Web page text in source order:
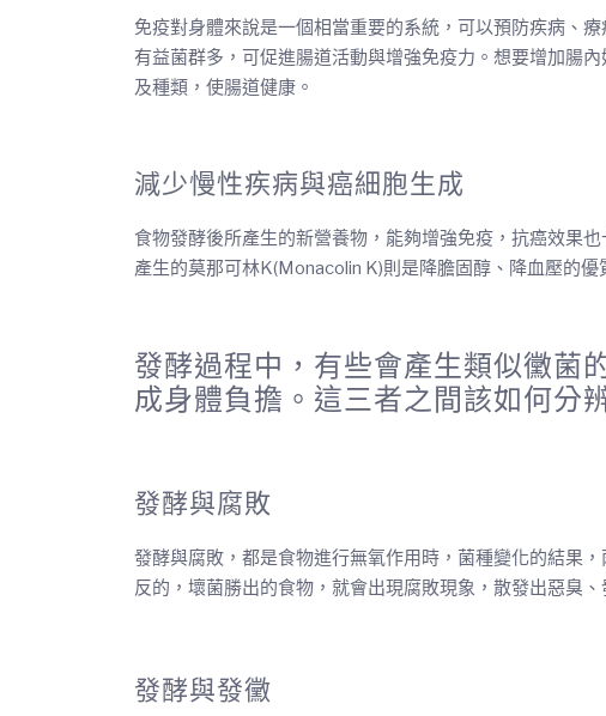
免疫對身體來說是一個相當重要的系統，可以預防疾病
有益菌群多，可促進腸道活動與增強免疫力。想要增加腸
及種類，使腸道健康。
減少慢性疾病與癌細胞生成
食物發酵後所產生的新營養物，能夠增強免疫，抗癌效果
產生的莫那可林K(Monacolin K)則是降膽固醇、降血壓的優
發酵過程中，有些會產生類似黴菌
成身體負擔。這三者之間該如何分
發酵與腐敗
發酵與腐敗，都是食物進行無氧作用時，菌種變化的結果
反的，壞菌勝出的食物，就會出現腐敗現象，散發出惡臭
發酵與發黴